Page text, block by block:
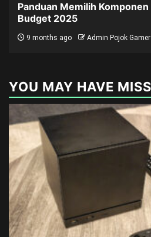
Panduan Memilih Komponen
Budget 2025
9 months ago Admin Pojok
YOU MAY HAVE